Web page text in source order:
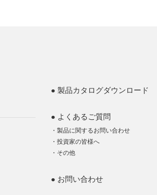
製品カタログダウンロード
よくあるご質問
製品に関するお問い合わせ
投資家の皆様へ
その他
お問い合わせ